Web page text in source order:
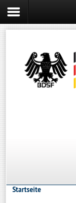
Startseite